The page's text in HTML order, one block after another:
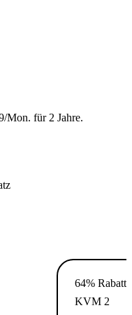
Mon. für 2 Jahre.
64% Rabatt
KVM 2